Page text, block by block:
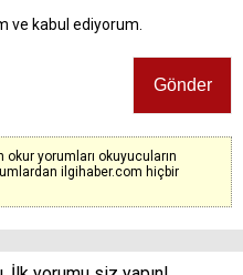
ve kabul ediyorum.
yorumları okuyucuların
ilgihaber.com hiçbir